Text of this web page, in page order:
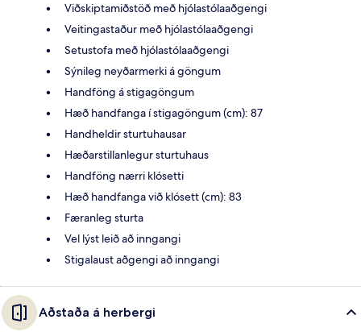
Viðskiptamiðstöð með hjólastólaaðgengi
Veitingastaður með hjólastólaaðgengi
Setustofa með hjólastólaaðgengi
Sýnileg neyðarmerki á göngum
Handföng á stigagöngum
Hæð handfanga í stigagöngum (cm): 87
Handheldir sturtuhausar
Hæðarstillanlegur sturtuhaus
Handföng nærri klósetti
Hæð handfanga við klósett (cm): 83
Færanleg sturta
Vel lýst leið að inngangi
Stigalaust aðgengi að inngangi
Aðstaða á herbergi